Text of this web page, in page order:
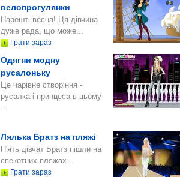
велопрогулянки
Нарешті весна! Ця дівчина
дуже рада, що може...
Грати зараз
Одягни модну
русалоньку
Це чарівне створіння -
русалка і принцеса в цьому
...
Лялька Братз на пляжі
П'ять дівчат Братз пішли на
спекотних пляжах...
Грати зараз